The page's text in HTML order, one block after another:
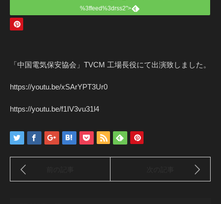
%3ffeed%3drss2">
「中国電気保安協会」TVCM 工場長役にて出演致しました。
https://youtu.be/xSArYPT3Ur0
https://youtu.be/f1IV3vu31l4